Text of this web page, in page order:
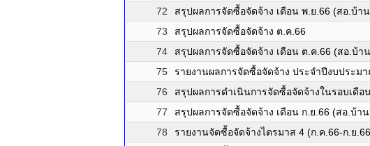
72
สรุปผลการจัดซื้อจัดจ้าง เดือน พ.ย.66 (สอ.บ้า
73
สรุปผลการจัดซื้อจัดจ้าง ต.ค.66
74
สรุปผลการจัดซื้อจัดจ้าง เดือน ต.ค.66 (สอ.บ้า
75
รายงานผลการจัดซื้อจัดจ้าง ประจำปีงบประม
76
สรุปผลการดำเนินการจัดซื้อจัดจ้างในรอบเดือ
77
สรุปผลการจัดซื้อจัดจ้าง เดือน ก.ย.66 (สอ.บ้า
78
รายงานจัดซื้อจัดจ้างไตรมาส 4 (ก.ค.66-ก.ย